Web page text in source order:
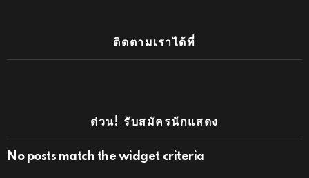
ติดตามเราได้ที่
ด่วน! รับสมัครนักแสดง
No posts match the widget criteria